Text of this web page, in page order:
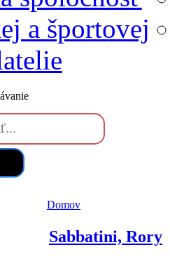
a športovej
Domov
Sabbatini, Rory